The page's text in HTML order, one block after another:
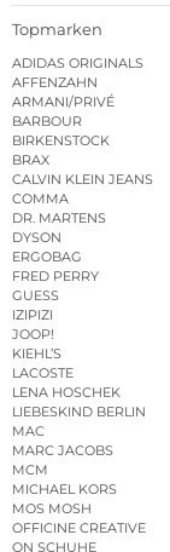
Topmarken
ADIDAS ORIGINALS
AFFENZAHN
ARMANI/PRIVÉ
BARBOUR
BIRKENSTOCK
BRAX
CALVIN KLEIN JEANS
COMMA
DR. MARTENS
DYSON
ERGOBAG
FRED PERRY
GUESS
IZIPIZI
JOOP!
KIEHL’S
LACOSTE
LENA HOSCHEK
LIEBESKIND BERLIN
MAC
MARC JACOBS
MCM
MICHAEL KORS
MOS MOSH
OFFICINE CREATIVE
ON SCHUHE